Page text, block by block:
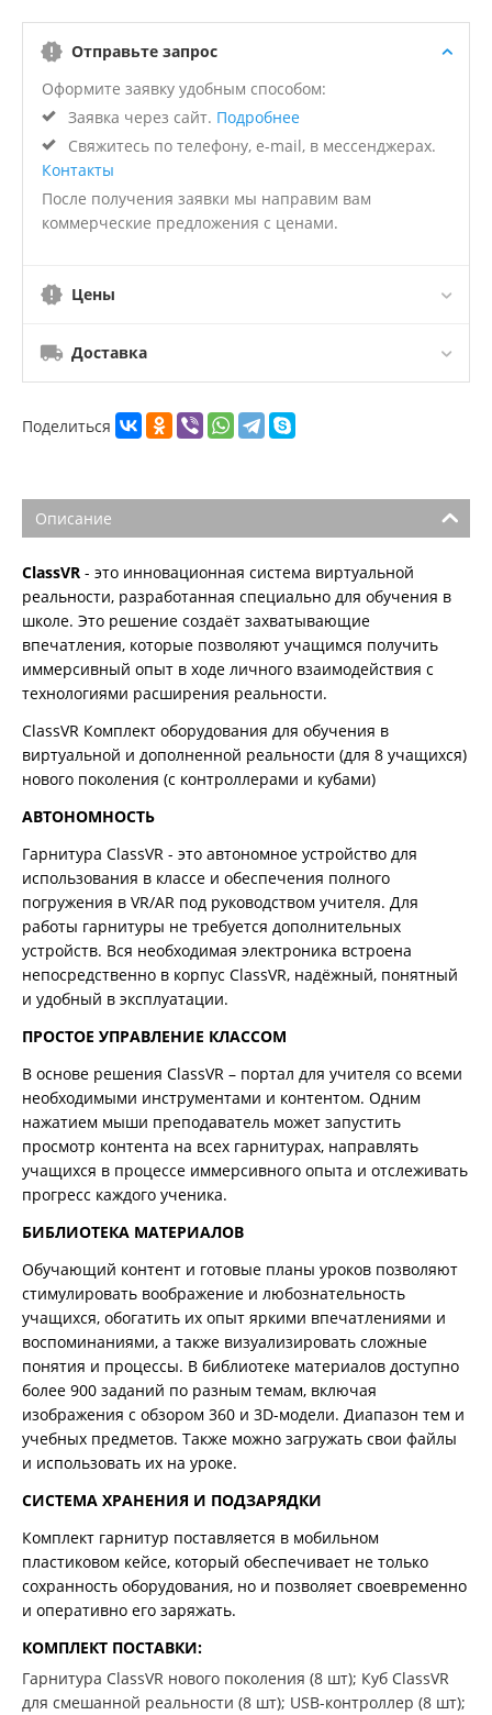
Отправьте запрос
Оформите заявку удобным способом:
Заявка через сайт. Подробнее
Свяжитесь по телефону, e-mail, в мессенджерах.
Контакты
После получения заявки мы направим вам
коммерческие предложения с ценами.
Цены
Доставка
Поделиться
Описание
ClassVR - это инновационная система виртуальной
реальности, разработанная специально для обучения в
школе. Это решение создаёт захватывающие
впечатления, которые позволяют учащимся получить
иммерсивный опыт в ходе личного взаимодействия с
технологиями расширения реальности.
ClassVR Комплект оборудования для обучения в
виртуальной и дополненной реальности (для 8 учащихся)
нового поколения (с контроллерами и кубами)
АВТОНОМНОСТЬ
Гарнитура ClassVR - это автономное устройство для
использования в классе и обеспечения полного
погружения в VR/AR под руководством учителя. Для
работы гарнитуры не требуется дополнительных
устройств. Вся необходимая электроника встроена
непосредственно в корпус ClassVR, надёжный, понятный
и удобный в эксплуатации.
ПРОСТОЕ УПРАВЛЕНИЕ КЛАССОМ
В основе решения ClassVR – портал для учителя со всеми
необходимыми инструментами и контентом. Одним
нажатием мыши преподаватель может запустить
просмотр контента на всех гарнитурах, направлять
учащихся в процессе иммерсивного опыта и отслеживать
прогресс каждого ученика.
БИБЛИОТЕКА МАТЕРИАЛОВ
Обучающий контент и готовые планы уроков позволяют
стимулировать воображение и любознательность
учащихся, обогатить их опыт яркими впечатлениями и
воспоминаниями, а также визуализировать сложные
понятия и процессы. В библиотеке материалов доступно
более 900 заданий по разным темам, включая
изображения с обзором 360 и 3D-модели. Диапазон тем и
учебных предметов. Также можно загружать свои файлы
и использовать их на уроке.
СИСТЕМА ХРАНЕНИЯ И ПОДЗАРЯДКИ
Комплект гарнитур поставляется в мобильном
пластиковом кейсе, который обеспечивает не только
сохранность оборудования, но и позволяет своевременно
и оперативно его заряжать.
КОМПЛЕКТ ПОСТАВКИ:
Гарнитура ClassVR нового поколения (8 шт); Куб ClassVR
для смешанной реальности (8 шт); USB-контроллер (8 шт);